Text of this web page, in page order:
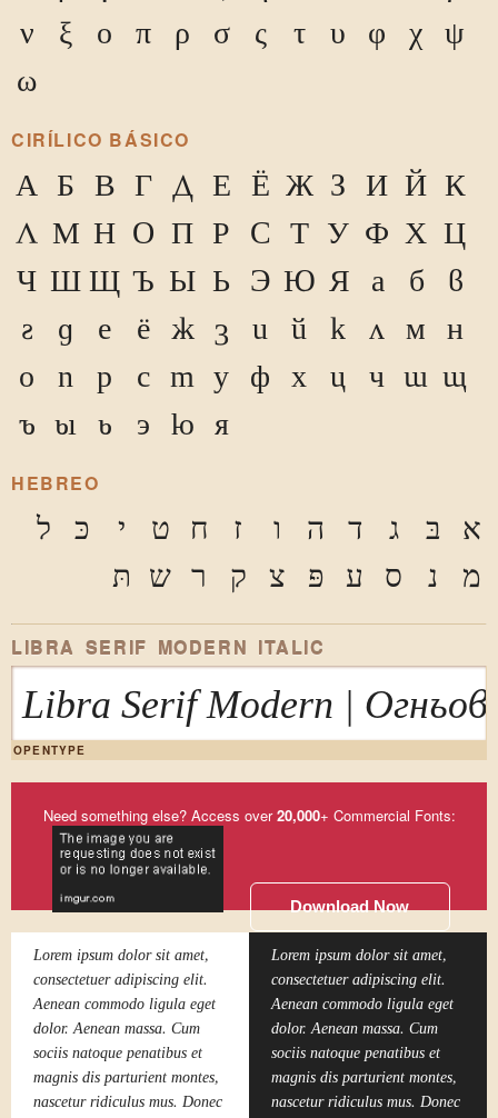
ν
ξ ο π ρ σ ς τ υ φ χ
ψ
ω
CIRÍLICO BÁSICO
А Б В Г Д Е Ё Ж З И Й К
Л М Н О П Р С Т У Ф Х Ц
Ч Ш Щ Ъ Ы Ь Э Ю Я а б
в
г
д е ё ж з и й к л м
н
о
п р с т у ф х ц ч ш щ
ъ ы ь э ю я
HEBREO
א בּ ג ד ה ו ז ח ט י כּ
ל
מ
נ ס ע פּ צ ק ר ש תּ
LIBRA SERIF MODERN ITALIC
Libra Serif Modern |
OPENTYPE
Need something else? Access over20,000+ Commercial Fonts:
Download Now
Lorem ipsum dolor sit amet,
consectetuer adipiscing elit.
Aenean commodo ligula eget
dolor. Aenean massa. Cum
sociis natoque penatibus et
magnis dis parturient montes,
nascetur ridiculus mus. Donec
Lorem ipsum dolor sit amet,
consectetuer adipiscing elit.
Aenean commodo ligula eget
dolor. Aenean massa. Cum
sociis natoque penatibus et
magnis dis parturient montes,
nascetur ridiculus mus. Donec